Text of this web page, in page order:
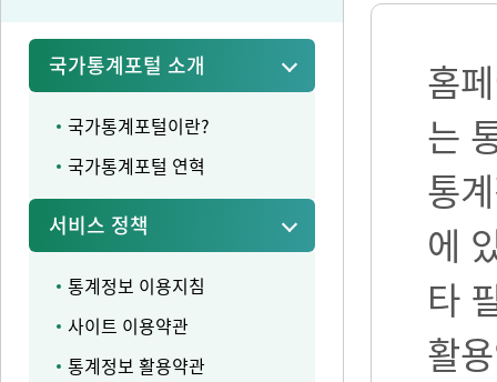
국가통계포털 소개
국가통계포털이란?
국가통계포털 연혁
서비스 정책
통계정보 이용지침
사이트 이용약관
통계정보 활용약관
홈
는
통
에
타
활